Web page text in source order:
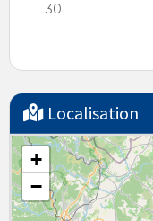
30
Localisation
+
−